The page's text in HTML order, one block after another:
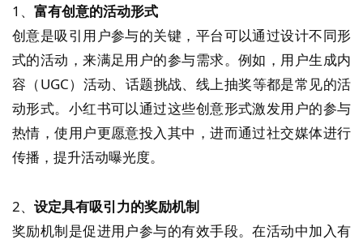
1、 富有创意的活动形式
创意是吸引用户参与的关键，平台可以通过设计不同形
式的活动，来满足用户的参与需求。例如，用户生成内
容（UGC）活动、话题挑战、线上抽奖等都是常见的活
动形式。小红书可以通过这些创意形式激发用户的参与
热情，使用户更愿意投入其中，进而通过社交媒体进行
传播，提升活动曝光度。
2、 设定具有吸引力的奖励机制
奖励机制是促进用户参与的有效手段。在活动中加入有